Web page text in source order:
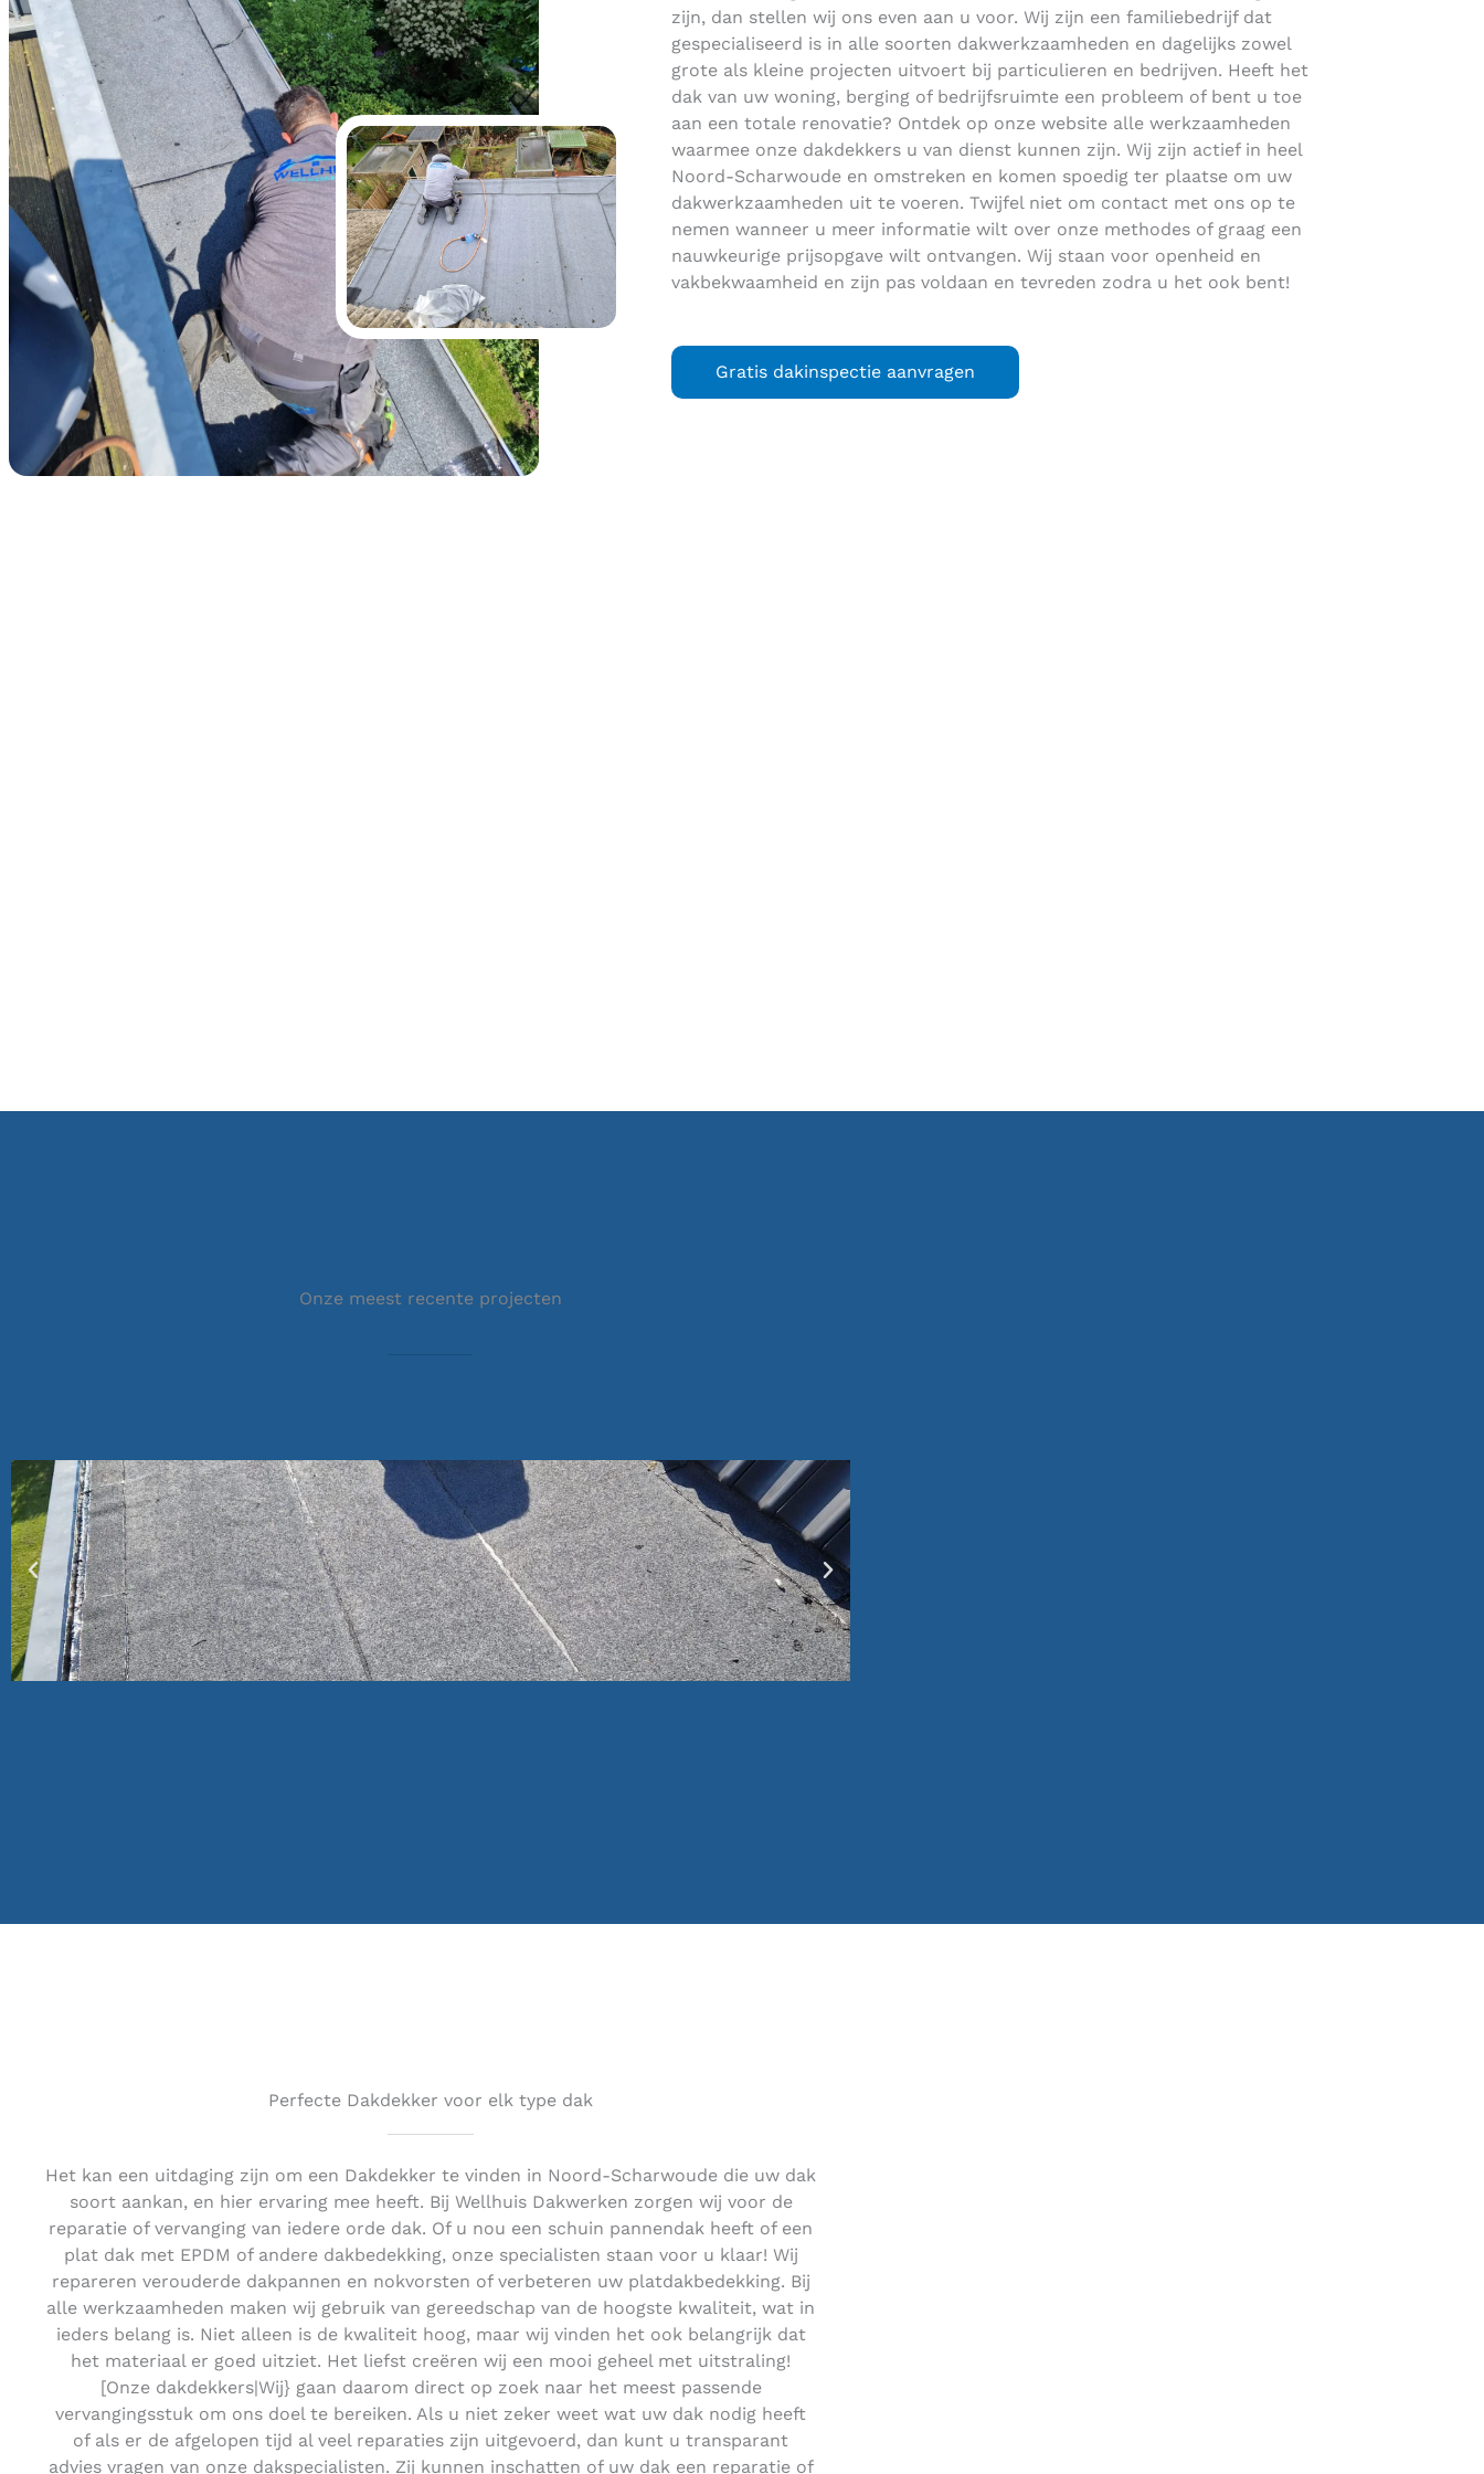
zijn, dan stellen wij ons even aan u voor. Wij zijn een familiebedrijf dat
gespecialiseerd is in alle soorten dakwerkzaamheden en dagelijks zowel
grote als kleine projecten uitvoert bij particulieren en bedrijven. Heeft het
dak van uw woning, berging of bedrijfsruimte een probleem of bent u toe
aan een totale renovatie? Ontdek op onze website alle werkzaamheden
waarmee onze dakdekkers u van dienst kunnen zijn. Wij zijn actief in heel
Noord-Scharwoude en omstreken en komen spoedig ter plaatse om uw
dakwerkzaamheden uit te voeren. Twijfel niet om contact met ons op te
nemen wanneer u meer informatie wilt over onze methodes of graag een
nauwkeurige prijsopgave wilt ontvangen. Wij staan voor openheid en
vakbekwaamheid en zijn pas voldaan en tevreden zodra u het ook bent!
Gratis dakinspectie aanvragen
Onze meest recente projecten
Perfecte Dakdekker voor elk type dak
Het kan een uitdaging zijn om een Dakdekker te vinden in Noord-Scharwoude die uw dak
soort aankan, en hier ervaring mee heeft. Bij Wellhuis Dakwerken zorgen wij voor de
reparatie of vervanging van iedere orde dak. Of u nou een schuin pannendak heeft of een
plat dak met EPDM of andere dakbedekking, onze specialisten staan voor u klaar! Wij
repareren verouderde dakpannen en nokvorsten of verbeteren uw platdakbedekking. Bij
alle werkzaamheden maken wij gebruik van gereedschap van de hoogste kwaliteit, wat in
ieders belang is. Niet alleen is de kwaliteit hoog, maar wij vinden het ook belangrijk dat
het materiaal er goed uitziet. Het liefst creëren wij een mooi geheel met uitstraling!
[Onze dakdekkers|Wij} gaan daarom direct op zoek naar het meest passende
vervangingsstuk om ons doel te bereiken. Als u niet zeker weet wat uw dak nodig heeft
of als er de afgelopen tijd al veel reparaties zijn uitgevoerd, dan kunt u transparant
advies vragen van onze dakspecialisten. Zij kunnen inschatten of uw dak een reparatie of